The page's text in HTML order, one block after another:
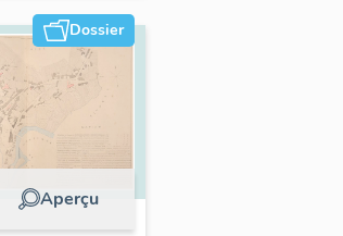
Dossier
Aperçu